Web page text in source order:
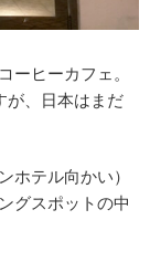
ーヒーカフェ。
が、日本はまだ
ホテル向かい）
グスポットの中